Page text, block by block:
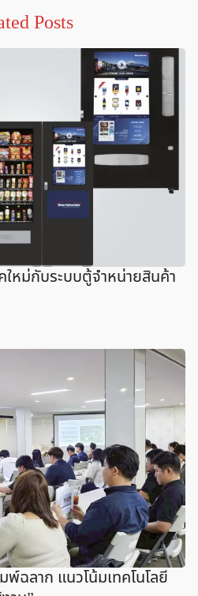
Posts
ใหม่กับระบบตู้จำหน่ายสินค้า
พ์ฉลาก แนวโน้มเทคโนโลยี